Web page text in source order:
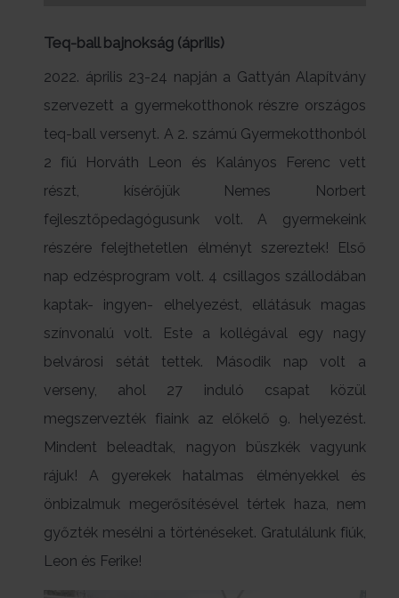
Teq-ball bajnokság (április)
2022. április 23-24 napján a Gattyán Alapítvány
szervezett a gyermekotthonok részre országos
teq-ball versenyt. A 2. számú Gyermekotthonból
2 fiú Horváth Leon és Kalányos Ferenc vett
részt, kísérőjük Nemes Norbert
fejlesztőpedagógusunk volt. A gyermekeink
részére felejthetetlen élményt szereztek! Első
nap edzésprogram volt. 4 csillagos szállodában
kaptak- ingyen- elhelyezést, ellátásuk magas
színvonalú volt. Este a kollégával egy nagy
belvárosi sétát tettek. Második nap volt a
verseny, ahol 27 induló csapat közül
megszervezték fiaink az előkelő 9. helyezést.
Mindent beleadtak, nagyon büszkék vagyunk
rájuk! A gyerekek hatalmas élményekkel és
önbizalmuk megerősítésével tértek haza, nem
győzték mesélni a történéseket. Gratulálunk fiúk,
Leon és Ferike!